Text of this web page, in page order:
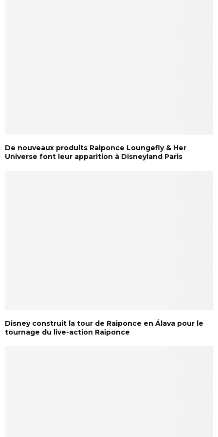
De nouveaux produits Raiponce Loungefly & Her
Universe font leur apparition à Disneyland Paris
Disney construit la tour de Raiponce en Álava pour le
tournage du live-action Raiponce